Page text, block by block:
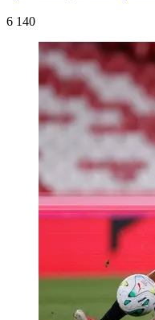
6 140